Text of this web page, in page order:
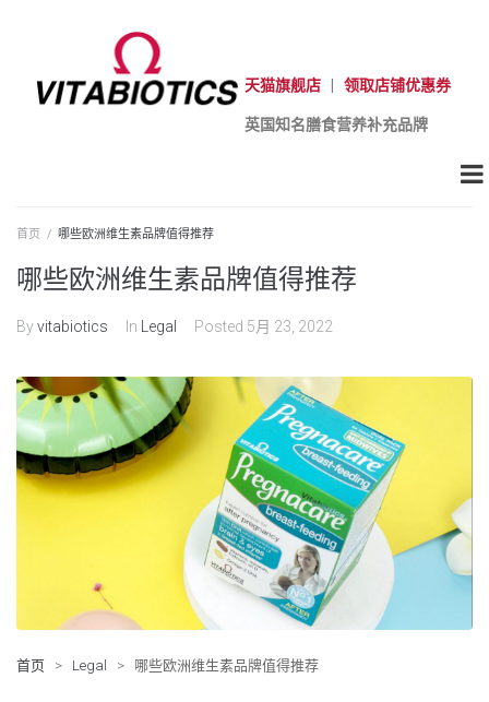
天猫旗舰店 领取店铺优惠券
英国知名膳食营养补充品牌
首页 / 哪些欧洲维生素品牌值得推荐
哪些欧洲维生素品牌值得推荐
Byvitabiotics In Legal Posted 5月 23, 2022
首页 > Legal > 哪些欧洲维生素品牌值得推荐